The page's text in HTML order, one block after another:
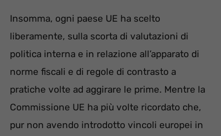
Insomma, ogni paese UE ha scelto
liberamente, sulla scorta di valutazioni di
politica interna e in relazione all’apparato di
norme fiscali e di regole di contrasto a
pratiche volte ad aggirare le prime. Mentre la
Commissione UE ha più volte ricordato che,
pur non avendo introdotto vincoli europei in